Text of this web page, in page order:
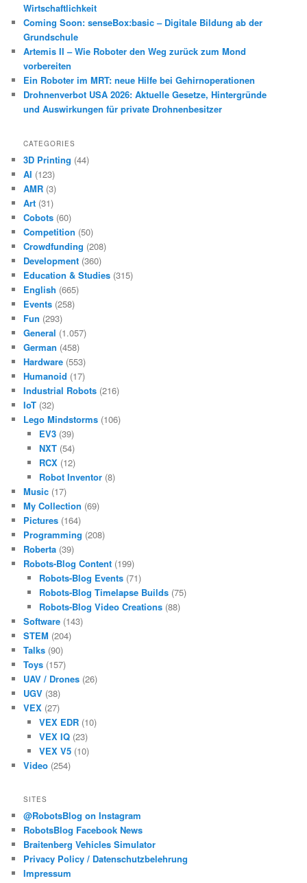
Wirtschaftlichkeit
Coming Soon: senseBox:basic – Digitale Bildung ab der
Grundschule
Artemis II – Wie Roboter den Weg zurück zum Mond
vorbereiten
Ein Roboter im MRT: neue Hilfe bei Gehirnoperationen
Drohnenverbot USA 2026: Aktuelle Gesetze, Hintergründe
und Auswirkungen für private Drohnenbesitzer
CATEGORIES
3D Printing (44)
AI (123)
AMR (3)
Art (31)
Cobots (60)
Competition (50)
Crowdfunding (208)
Development (360)
Education & Studies (315)
English (665)
Events (258)
Fun (293)
General (1.057)
German (458)
Hardware (553)
Humanoid (17)
Industrial Robots (216)
IoT (32)
Lego Mindstorms (106)
EV3(39)
NXT(54)
RCX(12)
Robot Inventor(8)
Music (17)
My Collection (69)
Pictures (164)
Programming (208)
Roberta (39)
Robots-Blog Content (199)
Robots-Blog Events(71)
Robots-Blog Timelapse Builds(75)
Robots-Blog Video Creations(88)
Software (143)
STEM (204)
Talks (90)
Toys (157)
UAV / Drones (26)
UGV (38)
VEX (27)
VEX EDR(10)
VEX IQ(23)
VEX V5(10)
Video (254)
SITES
@RobotsBlog on Instagram
RobotsBlog Facebook News
Braitenberg Vehicles Simulator
Privacy Policy / Datenschutzbelehrung
Impressum